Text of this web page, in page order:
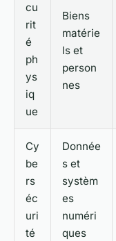
cu
rit
é
ph
ys
iq
ue
Biens
matérie
ls et
person
nes
Cy
be
rs
éc
uri
té
Donnée
s et
systèm
es
numéri
ques